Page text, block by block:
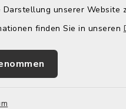
unserer
finden Sie in unseren